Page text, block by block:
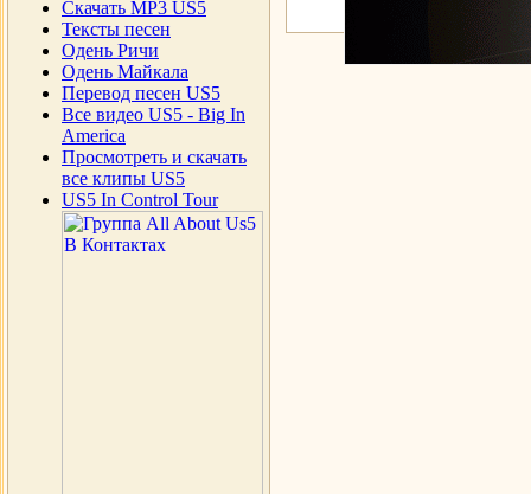
Скачать MP3 US5
Тексты песен
Одень Ричи
Одень Майкала
Перевод песен US5
Все видео US5 - Big In
America
Просмотреть и скачать
все клипы US5
US5 In Control Tour